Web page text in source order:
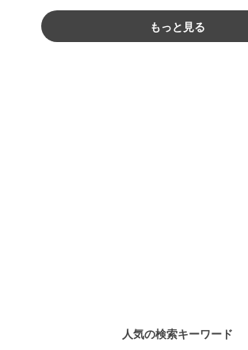
もっと見る
人気の検索キーワード